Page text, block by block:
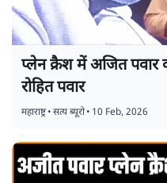
प्लेन क्रैश में अजित पवार
रोहित पवार
महाराष्ट्र•सत्य ब्यूरो• 10 Feb, 2026